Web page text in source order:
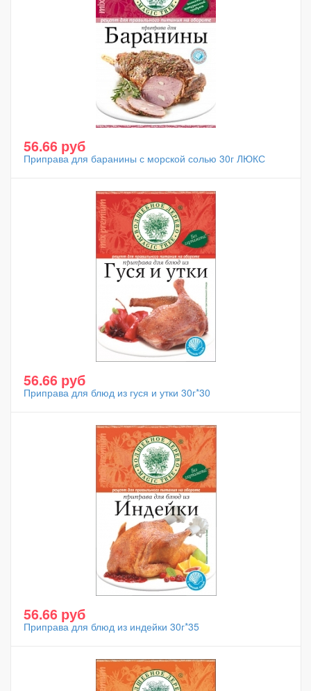
56.66 руб
Приправа для баранины с морской солью 30г ЛЮКС
56.66 руб
Приправа для блюд из гуся и утки 30г*30
56.66 руб
Приправа для блюд из индейки 30г*35